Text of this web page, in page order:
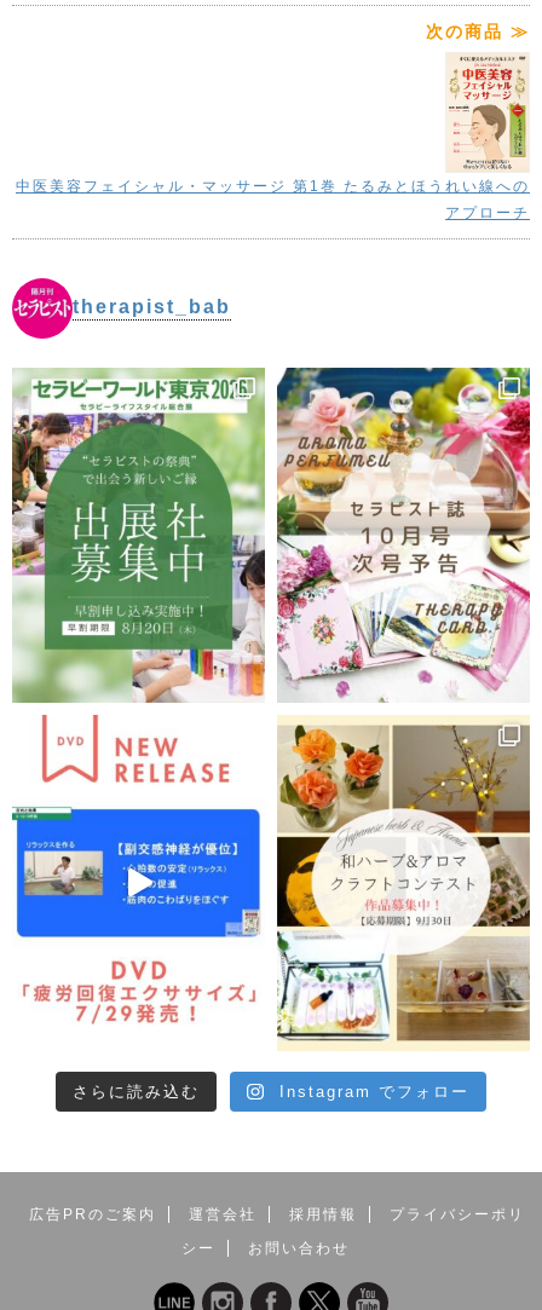
○くまの要因と施術のPOINT ○手指の使い方と注意事
○目の下三段階アプローチ法 ○四白/太陽/魚腰/睛明/印
○安全便利! 自宅でできる綿棒美容法(四白/太陽/魚腰/睛
明/印堂へのアプローチ)
1 プロローグ
○しみの要因と施術のPOINT ○手指の使い方と注意事
項
○しみの表面に圧を加え温める ○地倉/頬車/四白/太陽
へのアプローチ
○しみ表面部位へのアプローチ ○完骨へのアプローチ
3 しみへの整体手技
○首と顎の下の筋肉と関節の整体法
4 施術後のアドバイス
○安全便利! 自宅でできる綿棒美容法(地倉/頬車/四白/太
陽へのアプローチ)
●chapter3 小顔矯正
○小顔矯正の各ツボと筋肉・関節の関係
○小顔矯正の整体法 顎関節の整体
ハリ・ツヤのある美肌をつくるためには 体
を中から整えるツボ刺激がおすすめです
私たちの顔にはたくさんの「美のツボ」があります。こ
れらのツボは肌トラブルの改善に大変有効です。中医学
に基づいた劉勇先生のフェイシャルテクニックを症例別
に紹介し、たるみ・ほうれい線を改善させる各ツボへの
アプローチ方法とマッサージのポイントをわかりやすく
解説。筋肉、内臓、神経の3つをバランス良く整え、血
す。
次の商品 ≫
中医美容フェイシャル・マッサージ 第1巻 たるみとほうれい線への
アプローチ
therapist_bab
さらに読み込む Instagram でフォロー
広告PRのご案内 運営会社 採用情報
プライバシーポリ
シー
お問い合わせ